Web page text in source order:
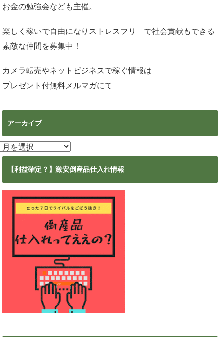
お金の勉強会なども主催。
楽しく稼いで自由になりストレスフリーで社会貢献もできる
素敵な仲間を募集中！
カメラ転売やネットビジネスで稼ぐ情報は
プレゼント付無料メルマガにて
アーカイブ
ア
ー
【利益確定？】激安倒産品仕入れ情報